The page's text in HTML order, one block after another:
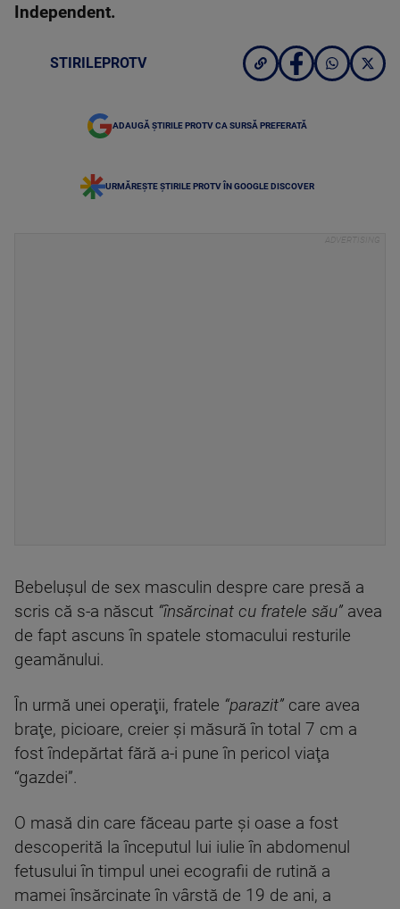
Independent.
STIRILEPROTV
ADAUGĂ ȘTIRILE PROTV CA SURSĂ PREFERATĂ
URMĂREȘTE ȘTIRILE PROTV ÎN GOOGLE DISCOVER
Bebeluşul de sex masculin despre care presă a
scris că s-a născut “însărcinat cu fratele său” avea
de fapt ascuns în spatele stomacului resturile
geamănului.
În urmă unei operaţii, fratele “parazit” care avea
braţe, picioare, creier şi măsură în total 7 cm a
fost îndepărtat fără a-i pune în pericol viaţa
“gazdei”.
O masă din care făceau parte şi oase a fost
descoperită la începutul lui iulie în abdomenul
fetusului în timpul unei ecografii de rutină a
mamei însărcinate în vârstă de 19 de ani, a